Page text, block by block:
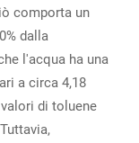
comporta un
dalla
l'acqua ha una
a circa 4,18
di toluene